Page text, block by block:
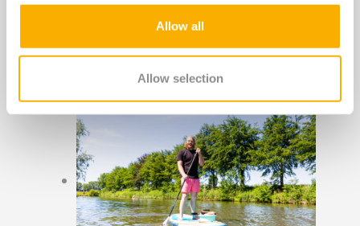
Allow all
Allow selection
Photo © Darryl Adelaar